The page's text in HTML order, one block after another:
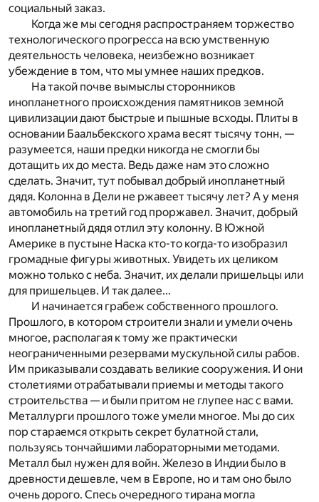
социальный заказ.
Когда же мы сегодня распространяем торжество
технологического прогресса на всю умственную
деятельность человека, неизбежно возникает
убеждение в том, что мы умнее наших предков.
На такой почве вымыслы сторонников
инопланетного происхождения памятников земной
цивилизации дают быстрые и пышные всходы. Плиты в
основании Баальбекского храма весят тысячу тонн, —
разумеется, наши предки никогда не смогли бы
дотащить их до места. Ведь даже нам это сложно
сделать. Значит, тут побывал добрый инопланетный
дядя. Колонна в Дели не ржавеет тысячу лет? А у меня
автомобиль на третий год проржавел. Значит, добрый
инопланетный дядя отлил эту колонну. В Южной
Америке в пустыне Наска кто-то когда-то изобразил
громадные фигуры животных. Увидеть их целиком
можно только с неба. Значит, их делали пришельцы или
для пришельцев. И так далее...
И начинается грабеж собственного прошлого.
Прошлого, в котором строители знали и умели очень
многое, располагая к тому же практически
неограниченными резервами мускульной силы рабов.
Им приказывали создавать великие сооружения. И они
столетиями отрабатывали приемы и методы такого
строительства — и были притом не глупее нас с вами.
Металлурги прошлого тоже умели многое. Мы до сих
пор стараемся открыть секрет булатной стали,
пользуясь тончайшими лабораторными методами.
Металл был нужен для войн. Железо в Индии было в
древности дешевле, чем в Европе, но и там оно было
очень дорого. Спесь очередного тирана могла